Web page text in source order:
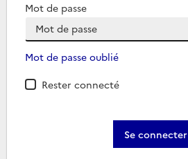
Mot de passe
Mot de passe oublié
Rester connecté
Se connecter